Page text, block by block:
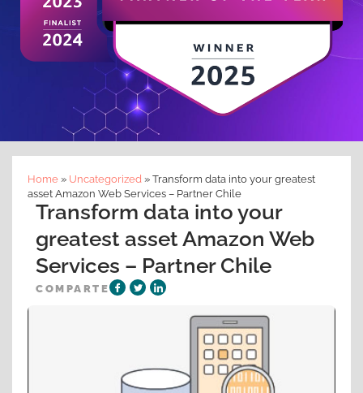
Home » Uncategorized » Transform data into your greatest
asset Amazon Web Services – Partner Chile
Transform data into your
greatest asset Amazon Web
Services – Partner Chile
COMPARTE